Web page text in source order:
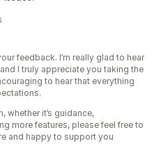
feedback. I’m really glad to hear
I truly appreciate you taking the
to hear that everything
whether it’s guidance,
more features, please feel free to
and happy to support you